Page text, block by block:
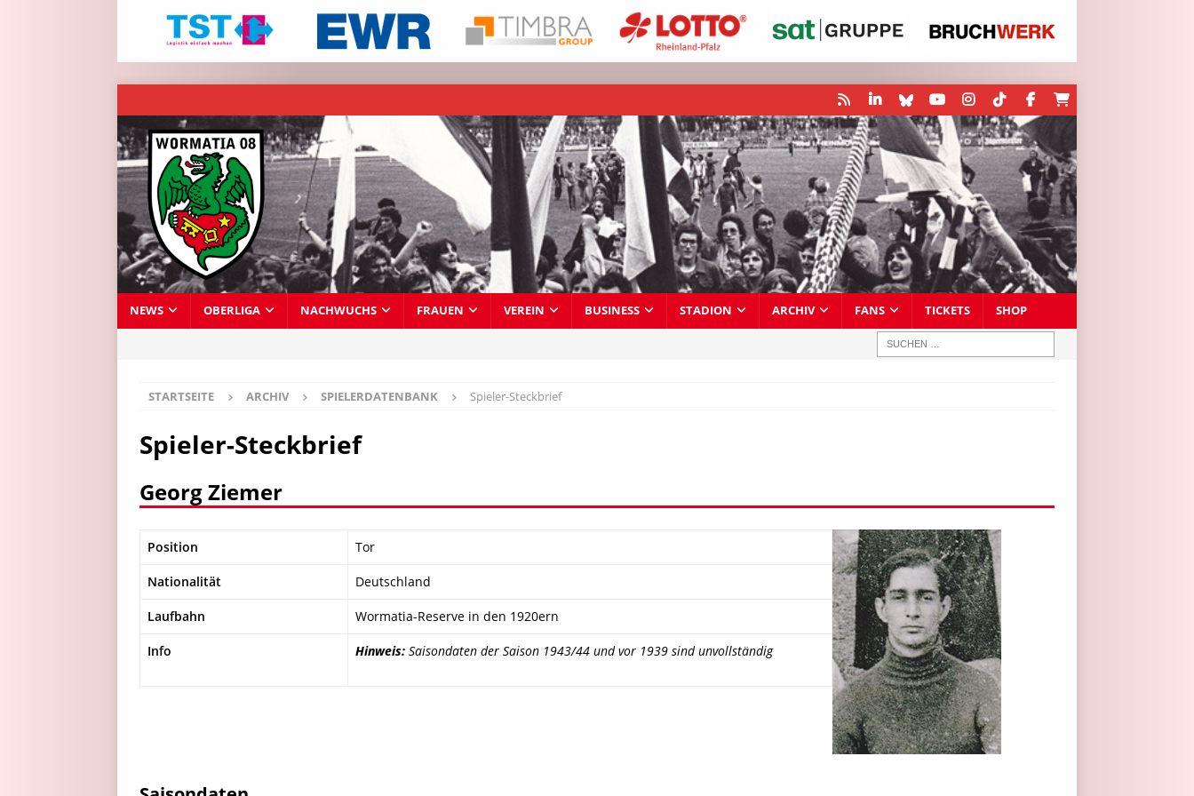
NEWS OBERLIGA NACHWUCHS FRAUEN VEREIN BUSINESS STADION ARCHIV FANS TICKETS SHOP
STARTSEITE ARCHIV SPIELERDATENBANK Spieler-Steckbrief
Spieler-Steckbrief
Georg Ziemer
Position Tor
Nationalität Deutschland
Laufbahn Wormatia-Reserve in den 1920ern
Info Hinweis: Saisondaten der Saison 1943/44 und vor 1939 sind unvollständig